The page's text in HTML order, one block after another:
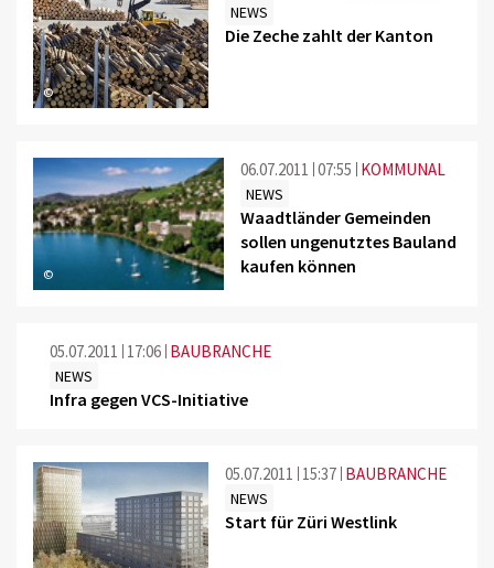
©
NEWS
Die Zeche zahlt der Kanton
©
06.07.2011 07:55 KOMMUNAL
NEWS
Waadtländer Gemeinden
sollen ungenutztes Bauland
kaufen können
05.07.2011 17:06 BAUBRANCHE
NEWS
Infra gegen VCS-Initiative
05.07.2011 15:37 BAUBRANCHE
NEWS
Start für Züri Westlink